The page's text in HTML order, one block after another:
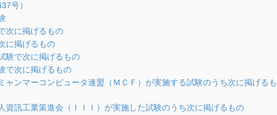
号）
次に掲げるもの
に掲げるもの
験で次に掲げるもの
で次に掲げるもの
ャンマーコンピュータ連盟（ＭＣＦ）が実施する試験のうち次に掲げるも
資訊工業策進会（ＩＩＩ）が実施した試験のうち次に掲げるもの